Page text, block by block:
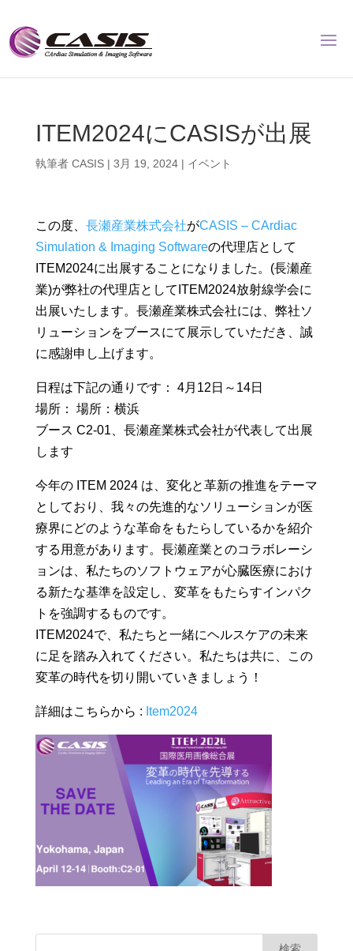
ITEM2024にCASISが出展
執筆者 CASIS| 3月 19, 2024| イベント
この度、 長瀬産業株式会社がCASIS – CArdiac
Simulation & Imaging Softwareの代理店として
ITEM2024に出展することになりました。(長瀬産
業)が弊社の代理店としてITEM2024放射線学会に
出展いたします。長瀬産業株式会社には、弊社ソ
リューションをブースにて展示していただき、誠
に感謝申し上げます。
日程は下記の通りです： 4月12日～14日
場所： 場所：横浜
ブース C2-01、長瀬産業株式会社が代表して出展
します
今年の ITEM 2024 は、変化と革新の推進をテーマ
としており、我々の先進的なソリューションが医
療界にどのような革命をもたらしているかを紹介
する用意があります。長瀬産業とのコラボレーシ
ョンは、私たちのソフトウェアが心臓医療におけ
る新たな基準を設定し、変革をもたらすインパク
トを強調するものです。
ITEM2024で、私たちと一緒にヘルスケアの未来
に足を踏み入れてください。私たちは共に、この
変革の時代を切り開いていきましょう！
詳細はこちらから : Item2024